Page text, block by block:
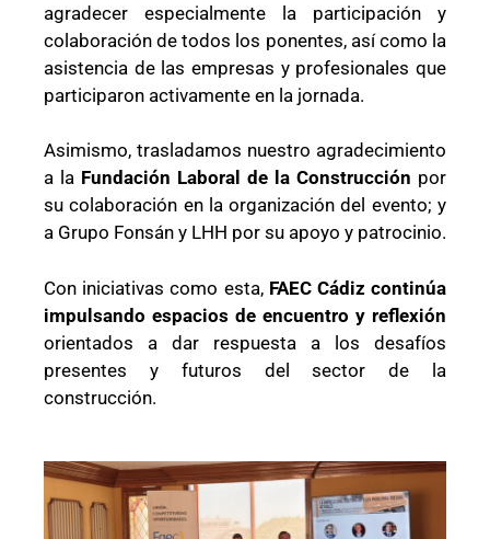
agradecer especialmente la participación y
colaboración de todos los ponentes, así como la
asistencia de las empresas y profesionales que
participaron activamente en la jornada.
Asimismo, trasladamos nuestro agradecimiento
a la Fundación Laboral de la Construcción por
su colaboración en la organización del evento; y
a Grupo Fonsán y LHH por su apoyo y patrocinio.
Con iniciativas como esta, FAEC Cádiz continúa
impulsando espacios de encuentro y reflexión
orientados a dar respuesta a los desafíos
presentes y futuros del sector de la
construcción.